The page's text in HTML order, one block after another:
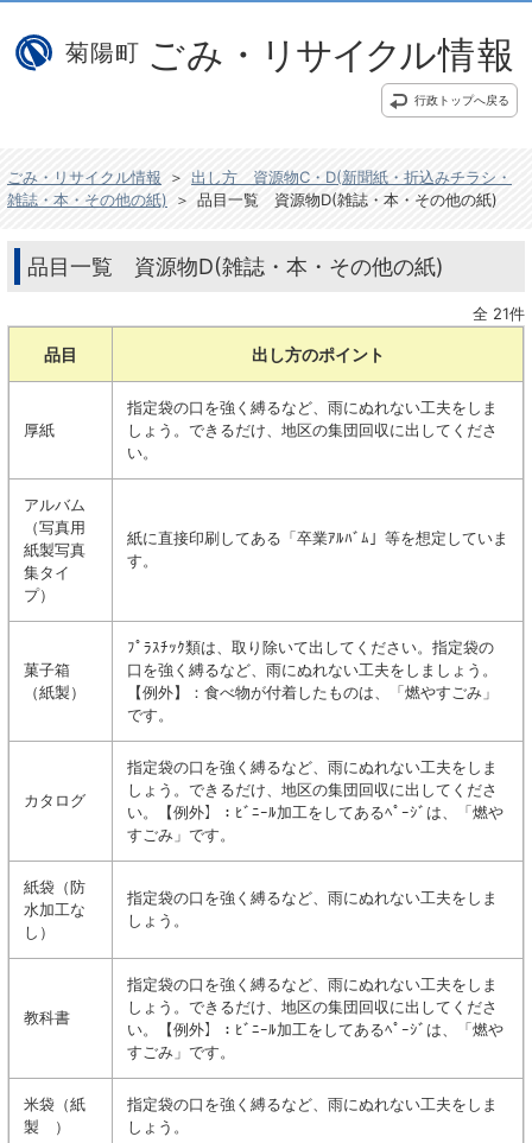
行政トップへ戻る
ごみ・リサイクル情報 ＞ 出し方 資源物C・D(新聞紙・折込みチラシ・
雑誌・本・その他の紙)
＞ 品目一覧 資源物D(雑誌・本・その他の紙)
品目一覧 資源物D(雑誌・本・その他の紙)
全 21件
品目 出し方のポイント
厚紙
指定袋の口を強く縛るなど、雨にぬれない工夫をしま
しょう。できるだけ、地区の集団回収に出してくださ
い。
アルバム
（写真用
紙製写真
集タイ
プ）
紙に直接印刷してある「卒業ｱﾙﾊﾞﾑ」等を想定していま
す。
菓子箱
（紙製）
ﾌﾟﾗｽﾁｯｸ類は、取り除いて出してください。指定袋の
口を強く縛るなど、雨にぬれない工夫をしましょう。
【例外】：食べ物が付着したものは、「燃やすごみ」
です。
カタログ
指定袋の口を強く縛るなど、雨にぬれない工夫をしま
しょう。できるだけ、地区の集団回収に出してくださ
い。【例外】：ﾋﾞﾆｰﾙ加工をしてあるﾍﾟｰｼﾞは、「燃や
すごみ」です。
紙袋（防
水加工な
し）
指定袋の口を強く縛るなど、雨にぬれない工夫をしま
しょう。
教科書
指定袋の口を強く縛るなど、雨にぬれない工夫をしま
しょう。できるだけ、地区の集団回収に出してくださ
い。【例外】：ﾋﾞﾆｰﾙ加工をしてあるﾍﾟｰｼﾞは、「燃や
すごみ」です。
米袋（紙
製 ）
指定袋の口を強く縛るなど、雨にぬれない工夫をしま
しょう。